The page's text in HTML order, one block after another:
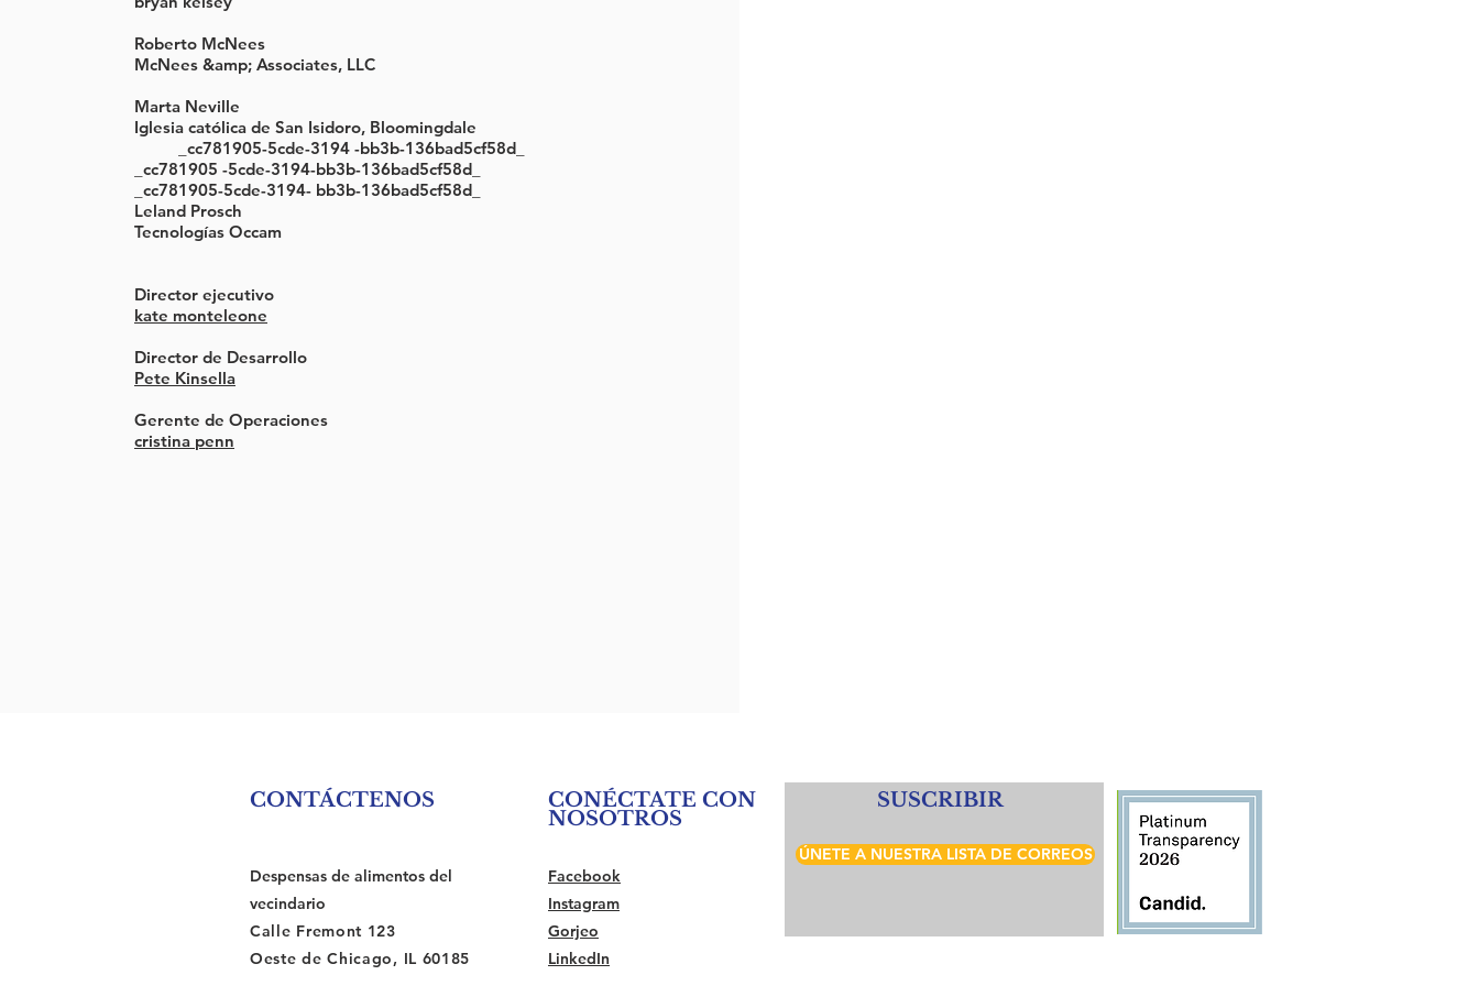
Roberto McNees
McNees &amp; Associates, LLC
Marta Neville
Iglesia católica de San Isidoro, Bloomingdale
_cc781905-5cde-3194 -bb3b-136bad5cf58d_
_cc781905 -5cde-3194-bb3b-136bad5cf58d_
_cc781905-5cde-3194- bb3b-136bad5cf58d_
Leland Prosch
Tecnologías Occam
Director ejecutivo
kate monteleone
Director de Desarrollo
Pete Kinsella
Gerente de Operaciones
cristina penn
CONTÁCTENOS
Despensas de alimentos del
vecindario
Calle Fremont 123
Oeste de Chicago, IL 60185
CONÉCTATE CON
NOSOTROS
Facebook
Instagram
Gorjeo
LinkedIn
SUSCRIBIR
ÚNETE A NUESTRA LISTA DE CORREOS